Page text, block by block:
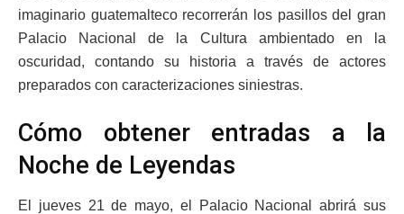
imaginario guatemalteco recorrerán los pasillos del gran
Palacio Nacional de la Cultura ambientado en la
oscuridad, contando su historia a través de actores
preparados con caracterizaciones siniestras.
Cómo obtener entradas a la
Noche de Leyendas
El jueves 21 de mayo, el Palacio Nacional abrirá sus